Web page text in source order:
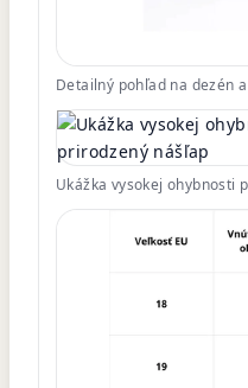
Detailný pohľad na dezén
Ukážka vysokej ohybnosti